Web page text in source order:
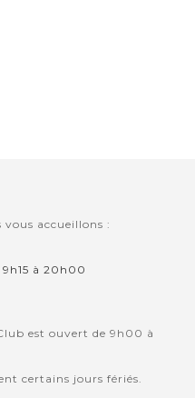
vous accueillons :
à 20h00
est ouvert de 9h00 à
certains jours fériés.